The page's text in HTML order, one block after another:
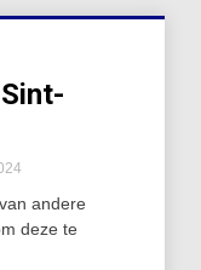
andere
deze te